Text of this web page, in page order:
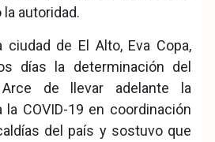
la autoridad.
ciudad de El Alto, Eva Copa,
días la determinación del
de llevar adelante la
COVID-19 en coordinación
del país y sostuvo que